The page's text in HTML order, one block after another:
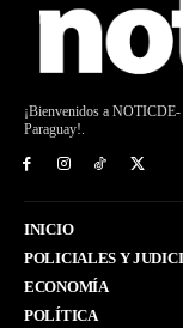
¡Bienvenidos a NOTICDE-
Paraguay!.
INICIO
POLICIALES Y
ECONOMÍA
POLÍTICA